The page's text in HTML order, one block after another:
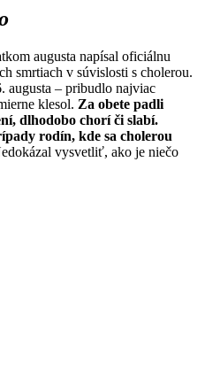
augusta napísal oficiálnu
smrtiach v súvislosti s cholerou.
augusta – pribudlo najviac
klesol. Za obete padli
dlhodobo chorí či slabí.
rodín, kde sa cholerou
vysvetliť, ako je niečo